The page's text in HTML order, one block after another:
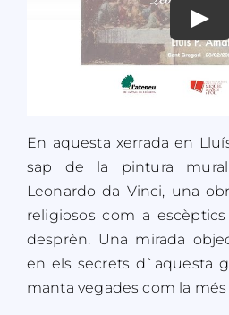
En aquesta xerrada en
sap de la pintura
Leonardo da Vinci, una
religiosos com a
desprèn. Una mirada
en els secrets d`aquesta
manta vegades com la